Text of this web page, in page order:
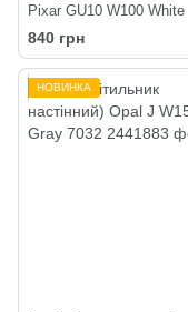
Pixar GU10 W100 White
840 грн
НОВИНКА